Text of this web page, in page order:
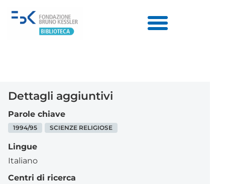
Dettagli aggiuntivi
Parole chiave
1994/95 SCIENZE RELIGIOSE
Lingue
Italiano
Centri di ricerca